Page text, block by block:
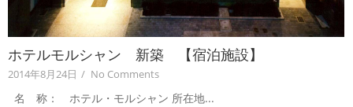
ホテルモルシャン 新築 【宿泊施設】
2014年8月24日 / No Comments
名 称： ホテル・モルシャン 所在地...